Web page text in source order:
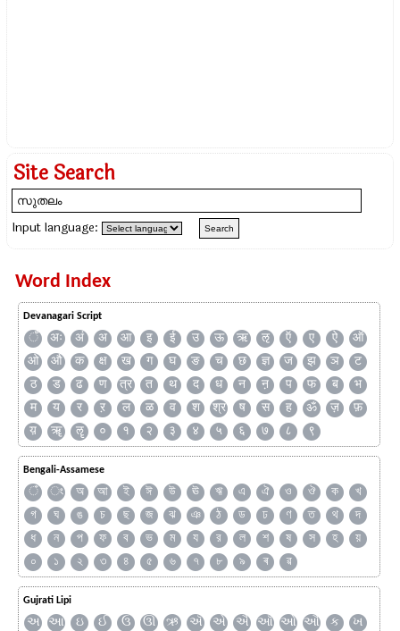
Site Search
Input language:
Word Index
Devanagari Script
ँ अः अं अ आ इ ई उ ऊ ऋ ऌ ऍ ए ऐ
ऑ
ओ
औ क क्ष ख ग घ ङ च छ ज्ञ ज झ ञ
ट
ठ
ड ढ ण त्र त थ द ध न ऩ प फ ब
भ
म
य र ऱ ल ळ व श श्र ष स ह ॐ ज़
फ़
य़
ॠ ॡ ० १ २ ३ ४ ५ ६ ७ ८ ९
Bengali-Assamese
ঁ ং অ আ ই ঈ উ ঊ ঋ এ ঐ ও ঔ ক
খ
গ
ঘ ঙ চ ছ জ ঝ ঞ ঠ ড ঢ ণ ত থ
দ
ধ
ন প ফ ব ভ ম য র ল শ ষ স হ
য়
০
১ ২ ৩ ৪ ৫ ৬ ৭ ৮ ৯ ৰ ৱ
Gujrati Lipi
અ આ ઇ ઈ ઉ ઊ ઋ ઍ એ ઐ ઑ ઓ ઔ ક
ખ